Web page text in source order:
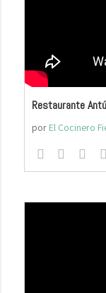
Restaurante
por El Cocinero